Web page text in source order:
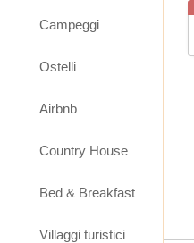
Campeggi
Ostelli
Airbnb
Country House
Bed & Breakfast
Villaggi turistici